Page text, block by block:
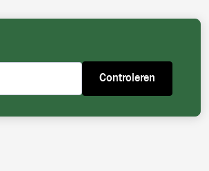
Controleren